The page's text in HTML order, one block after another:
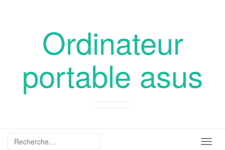
Ordinateur
portable asus